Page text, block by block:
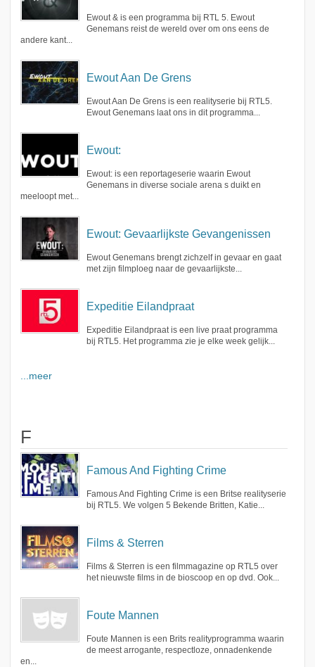
Ewout & is een programma bij RTL 5. Ewout
Genemans reist de wereld over om ons eens de
andere kant...
Ewout Aan De Grens
Ewout Aan De Grens is een realityserie bij RTL5.
Ewout Genemans laat ons in dit programma...
Ewout:
Ewout: is een reportageserie waarin Ewout
Genemans in diverse sociale arena s duikt en
meeloopt met...
Ewout: Gevaarlijkste Gevangenissen
Ewout Genemans brengt zichzelf in gevaar en gaat
met zijn filmploeg naar de gevaarlijkste...
Expeditie Eilandpraat
Expeditie Eilandpraat is een live praat programma
bij RTL5. Het programma zie je elke week gelijk...
...meer
F
Famous And Fighting Crime
Famous And Fighting Crime is een Britse realityserie
bij RTL5. We volgen 5 Bekende Britten, Katie...
Films & Sterren
Films & Sterren is een filmmagazine op RTL5 over
het nieuwste films in de bioscoop en op dvd. Ook...
Foute Mannen
Foute Mannen is een Brits realityprogramma waarin
de meest arrogante, respectloze, onnadenkende
en...